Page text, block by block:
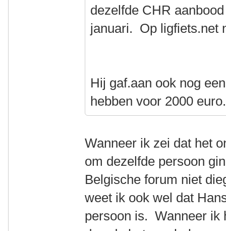
dezelfde CHR
januari. Op ligfiets.net
Hij gaf.aan ook nog
hebben voor 2000 euro.
Wanneer ik zei dat het
om dezelfde persoon
Belgische forum niet
weet ik ook wel dat
persoon is. Wanneer ik